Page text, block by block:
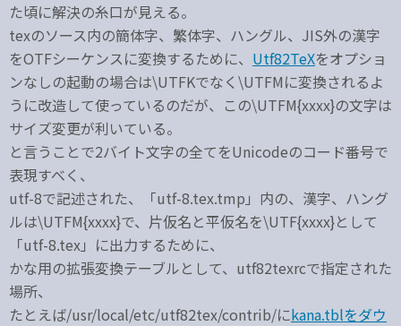
た頃に解決の糸口が見える。
texのソース内の簡体字、繁体字、ハングル、JIS外の漢字
をOTFシーケンスに変換するために、 Utf82TeXをオプショ
ンなしの起動の場合は\UTFKでなく\UTFMに変換されるよ
うに改造して使っているのだが、この\UTFM{xxxx}の文字は
サイズ変更が利いている。
と言うことで2バイト文字の全てをUnicodeのコード番号で
表現すべく、
utf-8で記述された、「utf-8.tex.tmp」内の、漢字、ハング
ルは\UTFM{xxxx}で、片仮名と平仮名を\UTF{xxxx}として
「utf-8.tex」に出力するために、
かな用の拡張変換テーブルとして、utf82texrcで指定された
場所、
たとえば/usr/local/etc/utf82tex/contrib/にkana.tblをダウ